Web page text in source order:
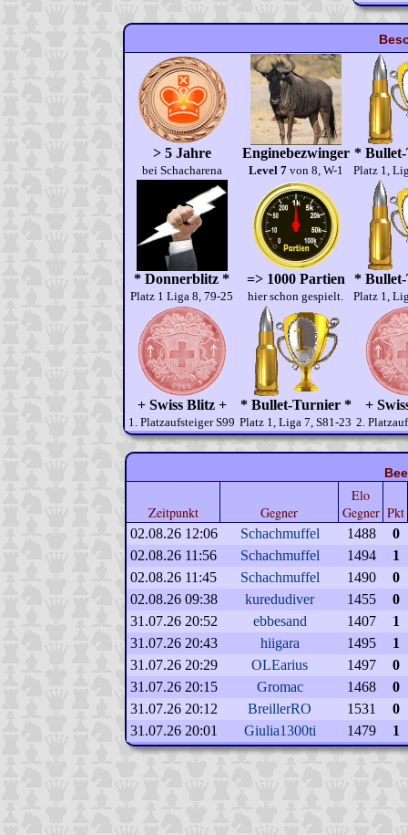
> 5 Jahre
bei Schacharena
Enginebezwinger
Level 7von 8, W-1
*
Platz 1,
* Donnerblitz *
Platz 1 Liga 8, 79-25
=> 1000 Partien
hier schon gespielt.
*
Platz 1,
+ Swiss Blitz +
1. Platzaufsteiger S99
* Bullet-Turnier *
Platz 1, Liga 7, S81-23
+
2.
Zeitpunkt Gegner
Elo
Gegner Pkt
02.08.26 12:06 Schachmuffel 1488
0
02.08.26 11:56
Schachmuffel 1494
1
02.08.26 11:45
Schachmuffel 1490
0
02.08.26 09:38
kuredudiver 1455
0
31.07.26 20:52
ebbesand 1407
1
31.07.26 20:43
hiigara 1495
1
31.07.26 20:29
OLEarius 1497
0
31.07.26 20:15
Gromac 1468
0
31.07.26 20:12
BreillerRO 1531
0
31.07.26 20:01
Giulia1300ti 1479 1